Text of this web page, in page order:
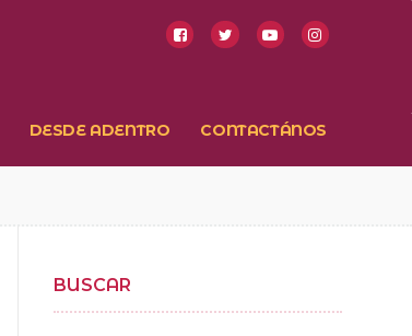
DESDE ADENTRO CONTACTÁNOS
BUSCAR